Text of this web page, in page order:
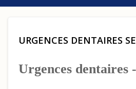
URGENCES DENTAIRES
Urgences dentaires